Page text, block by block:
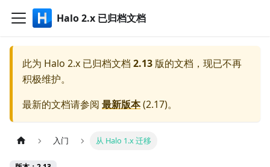
Halo 2.x 已归档文档
此为 Halo 2.x 已归档文档 2.13 版的文档，现已不再
积极维护。
最新的文档请参阅 最新版本(2.17)。
入门 从 Halo 1.x 迁移